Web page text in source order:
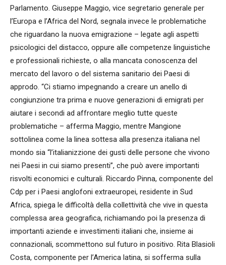
Parlamento. Giuseppe Maggio, vice segretario generale per
l’Europa e l’Africa del Nord, segnala invece le problematiche
che riguardano la nuova emigrazione – legate agli aspetti
psicologici del distacco, oppure alle competenze linguistiche
e professionali richieste, o alla mancata conoscenza del
mercato del lavoro o del sistema sanitario dei Paesi di
approdo. “Ci stiamo impegnando a creare un anello di
congiunzione tra prima e nuove generazioni di emigrati per
aiutare i secondi ad affrontare meglio tutte queste
problematiche – afferma Maggio, mentre Mangione
sottolinea come la linea sottesa alla presenza italiana nel
mondo sia “l’italianizzione dei gusti delle persone che vivono
nei Paesi in cui siamo presenti”, che può avere importanti
risvolti economici e culturali. Riccardo Pinna, componente del
Cdp per i Paesi anglofoni extraeuropei, residente in Sud
Africa, spiega le difficoltà della collettività che vive in questa
complessa area geografica, richiamando poi la presenza di
importanti aziende e investimenti italiani che, insieme ai
connazionali, scommettono sul futuro in positivo. Rita Blasioli
Costa, componente per l’America latina, si sofferma sulla